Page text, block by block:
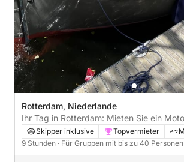
Rotterdam, Niederlande
Ihr Tag in Rotterdam: Mieten Sie ein
ganzen Tag voller Entdeckungen
Skipper inklusive Topvermieter
9 Stunden · Für Gruppen mit bis zu 40 Personen